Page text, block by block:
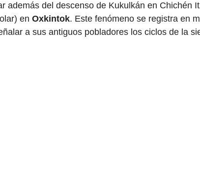
además del descenso de Kukulkán en Chichén
en Oxkintok. Este fenómeno se registra en
a sus antiguos pobladores los ciclos de la